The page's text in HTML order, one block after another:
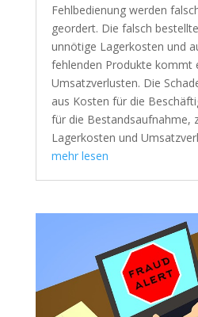
Fehlbedienung werden
geordert. Die falsch
unnötige Lagerkosten und
fehlenden Produkte kommt
Umsatzverlusten. Die
aus Kosten für die
für die Bestandsaufnahme,
Lagerkosten und
mehr lesen